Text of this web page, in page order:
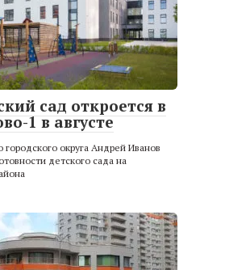
сад откроется в
1 в августе
городского округа Андрей Иванов
детского сада на